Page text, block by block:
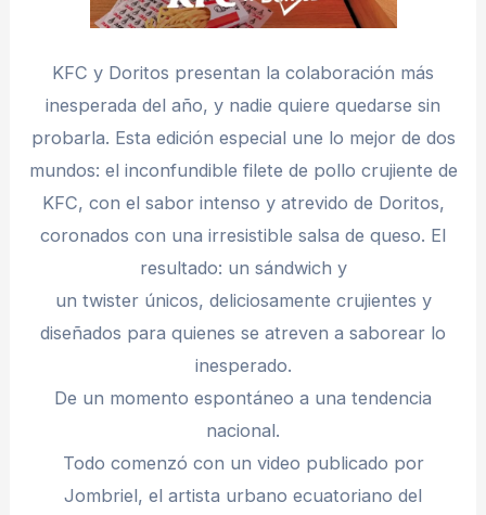
KFC y Doritos presentan la colaboración más
inesperada del año, y nadie quiere quedarse sin
probarla. Esta edición especial une lo mejor de dos
mundos: el inconfundible filete de pollo crujiente de
KFC, con el sabor intenso y atrevido de Doritos,
coronados con una irresistible salsa de queso. El
resultado: un sándwich y
un twister únicos, deliciosamente crujientes y
diseñados para quienes se atreven a saborear lo
inesperado.
De un momento espontáneo a una tendencia
nacional.
Todo comenzó con un video publicado por
Jombriel, el artista urbano ecuatoriano del